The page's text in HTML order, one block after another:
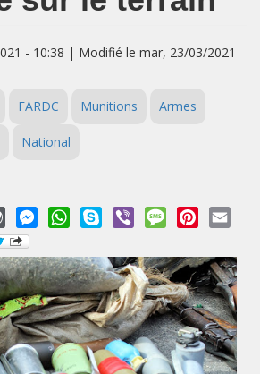
- 10:38 | Modifié le mar, 23/03/2021
FARDC Munitions Armes
National
WordPressMessengerWhatsApp
Skype Viber MessagePinterest